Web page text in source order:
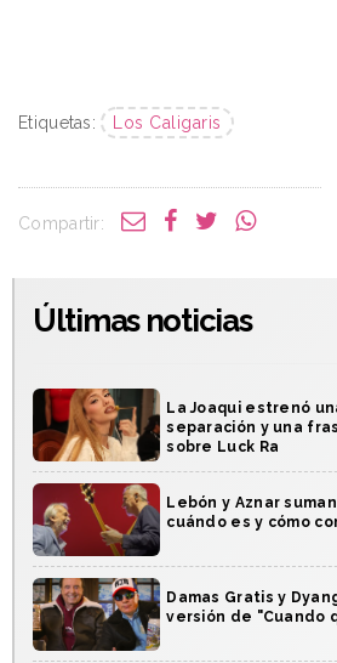
Etiquetas: Los Caligaris
Compartir:
Últimas noticias
La Joaqui estrenó
separación y una
sobre Luck Ra
Lebón y Aznar
cuándo es y cómo
Damas Gratis y
versión de "Cuando